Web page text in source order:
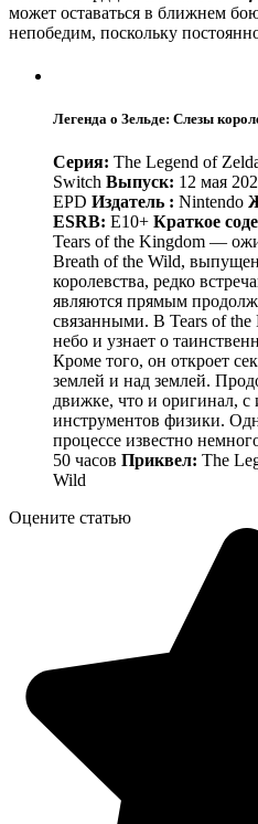
может оставаться в ближнем
непобедим, поскольку
Легенда о Зельде: Слезы
Серия: The Legend of
Switch Выпуск: 12 мая
EPD Издатель : Nintendo
ESRB: E10+ Краткое
Tears of the Kingdom —
Breath of the Wild,
королевства, редко
являются прямым
связанными. В Tears of
небо и узнает о
Кроме того, он откроет
землей и над землей.
движке, что и оригинал,
инструментов физики.
процессе известно
50 часов Приквел: The
Wild
Оцените статью